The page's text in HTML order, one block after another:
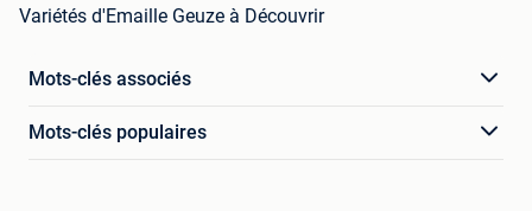
Variétés d'Emaille Geuze à Découvrir
Mots-clés associés
Mots-clés populaires